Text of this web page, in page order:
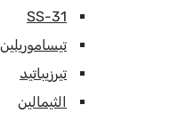
SS-31
تيساموريلين
تيرزيباتيد
الثيمالين